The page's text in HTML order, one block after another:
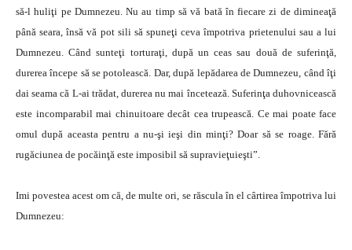
să-l huliţi pe Dumnezeu. Nu au timp să vă bată în fiecare zi de dimineaţă
până seara, însă vă pot sili să spuneţi ceva împotriva prietenului sau a lui
Dumnezeu. Când sunteţi torturaţi, după un ceas sau două de suferinţă,
durerea începe să se potolească. Dar, după lepădarea de Dumnezeu, când îţi
dai seama că L-ai trădat, durerea nu mai încetează. Suferinţa duhovnicească
este incomparabil mai chinuitoare decât cea trupească. Ce mai poate face
omul după aceasta pentru a nu-şi ieşi din minţi? Doar să se roage. Fără
rugăciunea de pocăinţă este imposibil să supravieţuieşti”.
Imi povestea acest om că, de multe ori, se răscula în el cârtirea împotriva lui
Dumnezeu: